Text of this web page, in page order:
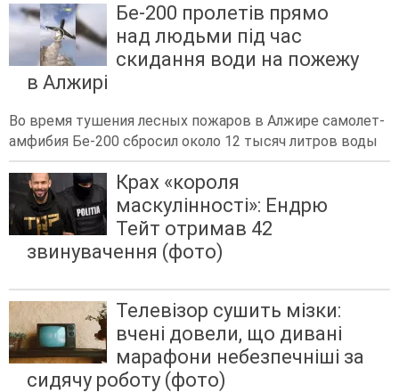
Бе-200 пролетів прямо
над людьми під час
скидання води на пожежу
в Алжирі
Во время тушения лесных пожаров в Алжире самолет-
амфибия Бе-200 сбросил около 12 тысяч литров воды
Крах «короля
маскулінності»: Ендрю
Тейт отримав 42
звинувачення (фото)
Телевізор сушить мізки:
вчені довели, що дивані
марафони небезпечніші за
сидячу роботу (фото)